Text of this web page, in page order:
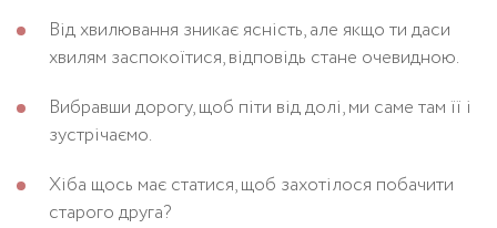
Від хвилювання зникає ясність, але якщо ти даси
хвилям заспокоїтися, відповідь стане очевидною.
Вибравши дорогу, щоб піти від долі, ми саме там її і
зустрічаємо.
Хіба щось має статися, щоб захотілося побачити
старого друга?